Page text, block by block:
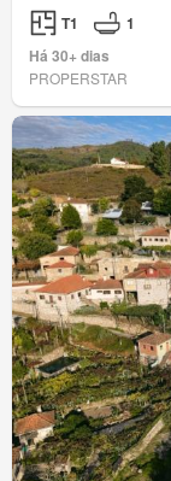
T1
1
Há 30+ dias
PROPERSTAR